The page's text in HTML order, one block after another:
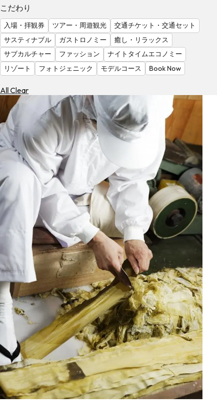
調
べ
る
天
気
を
見
る
こだわり
入場・拝観券 ツアー・周遊観光
交通チケット・交通セット
サスティナブル
ガストロノミー
癒し・リラックス
サブカルチャー
ファッション
ナイトタイムエコノミー
リゾート
フォトジェニック モデルコース Book Now
All Clear